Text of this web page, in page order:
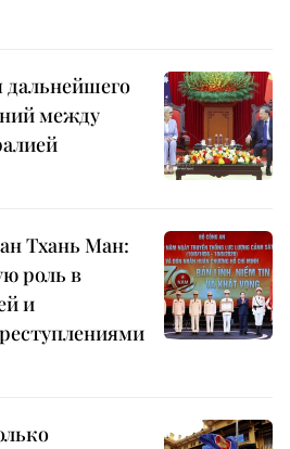
между
Тхань Ман:
роль в
и